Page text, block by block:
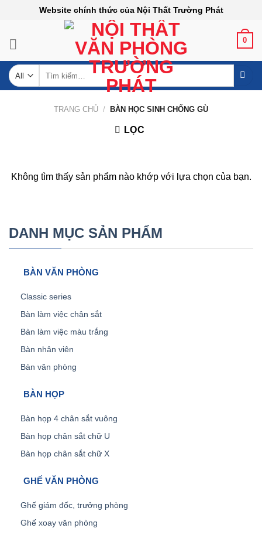
Website chính thức của Nội Thất Trường Phát
0
kiếm:
TRANG CHỦ / BÀN HỌC SINH CHỐNG GÙ
LỌC
Không tìm thấy sản phẩm nào khớp với lựa chọn của bạn.
DANH MỤC SẢN PHẨM
BÀN VĂN PHÒNG
Classic series
Bàn làm việc chân sắt
Bàn làm việc màu trắng
Bàn nhân viên
Bàn văn phòng
BÀN HỌP
Bàn họp 4 chân sắt vuông
Bàn họp chân sắt chữ U
Bàn họp chân sắt chữ X
GHẾ VĂN PHÒNG
Ghế giám đốc, trưởng phòng
Ghế xoay văn phòng